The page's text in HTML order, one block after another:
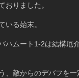
おりました。
いる始末。
ハムート1-2は結構厄
、敵からのデバフを